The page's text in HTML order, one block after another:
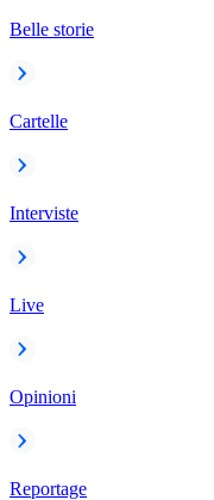
Belle storie
Cartelle
Interviste
Live
Opinioni
Reportage